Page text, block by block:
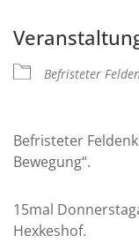
Befristeter
Befristeter
Bewegung“.
15mal
Hexkeshof.